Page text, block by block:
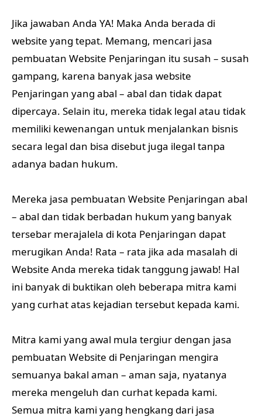
Jika jawaban Anda YA! Maka Anda berada di
website yang tepat. Memang, mencari jasa
pembuatan Website Penjaringan itu susah – susah
gampang, karena banyak jasa website
Penjaringan yang abal – abal dan tidak dapat
dipercaya. Selain itu, mereka tidak legal atau tidak
memiliki kewenangan untuk menjalankan bisnis
secara legal dan bisa disebut juga ilegal tanpa
adanya badan hukum.
Mereka jasa pembuatan Website Penjaringan abal
– abal dan tidak berbadan hukum yang banyak
tersebar merajalela di kota Penjaringan dapat
merugikan Anda! Rata – rata jika ada masalah di
Website Anda mereka tidak tanggung jawab! Hal
ini banyak di buktikan oleh beberapa mitra kami
yang curhat atas kejadian tersebut kepada kami.
Mitra kami yang awal mula tergiur dengan jasa
pembuatan Website di Penjaringan mengira
semuanya bakal aman – aman saja, nyatanya
mereka mengeluh dan curhat kepada kami.
Semua mitra kami yang hengkang dari jasa